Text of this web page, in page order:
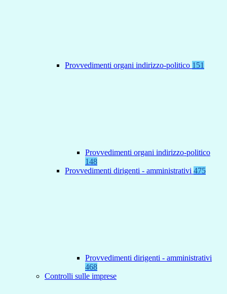
Provvedimenti organi indirizzo-politico 151
Provvedimenti organi indirizzo-politico
148
Provvedimenti dirigenti - amministrativi 475
Provvedimenti dirigenti - amministrativi
468
Controlli sulle imprese